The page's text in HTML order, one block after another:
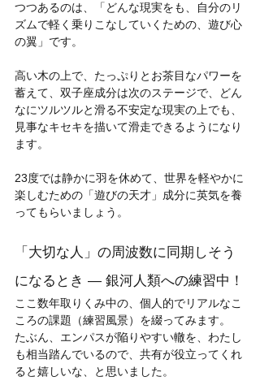
つつあるのは、「どんな現実をも、自分のリ
ズムで軽く乗りこなしていくための、遊び心
の翼」です。
高い木の上で、たっぷりとお茶目なパワーを
蓄えて、双子座成分は次のステージで、どん
なにツルツルと滑る不安定な現実の上でも、
見事なキセキを描いて滑走できるようになり
ます。
23度では静かに羽を休めて、世界を軽やかに
楽しむための「遊びの天才」成分に英気を養
ってもらいましょう。
「大切な人」の周波数に同期しそう
になるとき ― 銀河人類への練習中！
ここ数年取りくみ中の、個人的でリアルなこ
ころの課題（練習風景）を綴ってみます。
たぶん、エンパスが陥りやすい轍を、わたし
も相当踏んでいるので、共有が役立ってくれ
ると嬉しいな、と思いました。